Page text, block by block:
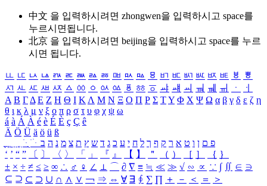
中文 을 입력하시려면 zhongwen을 입력하시고 space를
누르시면됩니다.
北京 을 입력하시려면 beijing을 입력하시고 space를 누르
시면 됩니다.
ㅥ ㅦ ㅧ ㅨ ㅩ ㅪ ㅫ ㅬ ㅭ ㅮ ㅯ ㅰ ㅱ ㅲ ㅳ ㅴ ㅵ ㅶ ㅷ ㅸ
ㅹ
ㅺ ㅻ ㅼ ㅽ ㅾ ㅿ ㆀ ㆁ ㆂ ㆃ ㆄ ㆅ ㆆ ㆇ ㆈ ㆉ ㆊ ㆋ ㆌ ㆍ
ㆎ
Α Β ΓΔ Ε Ζ Η Θ Ι ΚΛ Μ Ν Ξ Ο Π Ρ Σ ΤΥ Φ Χ Ψ Ω α β γ δ ε ζ η
θ ι κ λ μ ν ξ ο π ρ σ τ υ φ χ ψ ω
á à Á À é è É È ç Ç ê
Ä Ö Ü ä ö ü ß
ִֶֹ ֻּ ׁׂ פ ם ן ו ט א ר ק ף ך ל ח י ע כ ג ד ש ץ ת צ מ נ ה ב
‘ ’ “ ” 〔 〕 〈 〉 「 」 『 』 【 】 ＂ （ ） ［ ］ ｛ ｝
± × ÷ ≠ ≤ ≥ ∞ ∴ ♂ ♀ ∠ ⊥ ⌒ ∂ ∇ ≡ ≒ ≪ ≫ √ ∽ ∝ ∵ ∫ ∬ ∈ ∋
⊆ ⊇ ⊂ ⊃ ∪ ∩ ∧ ∨ ￢ ⇒ ⇔ ∀ ∃ ∮ ∑ ∏ ＋ － ＜ ＝
＞